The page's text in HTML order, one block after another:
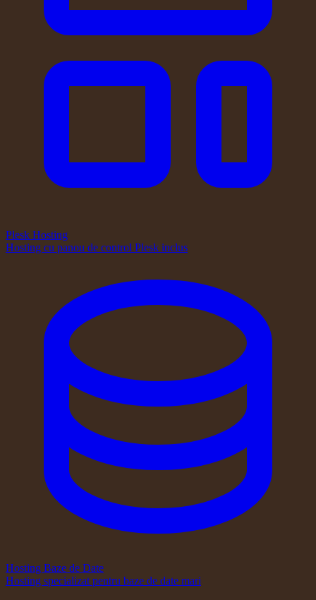
Plesk Hosting
Hosting cu panou de control Plesk inclus
Hosting Baze de Date
Hosting specializat pentru baze de date mari